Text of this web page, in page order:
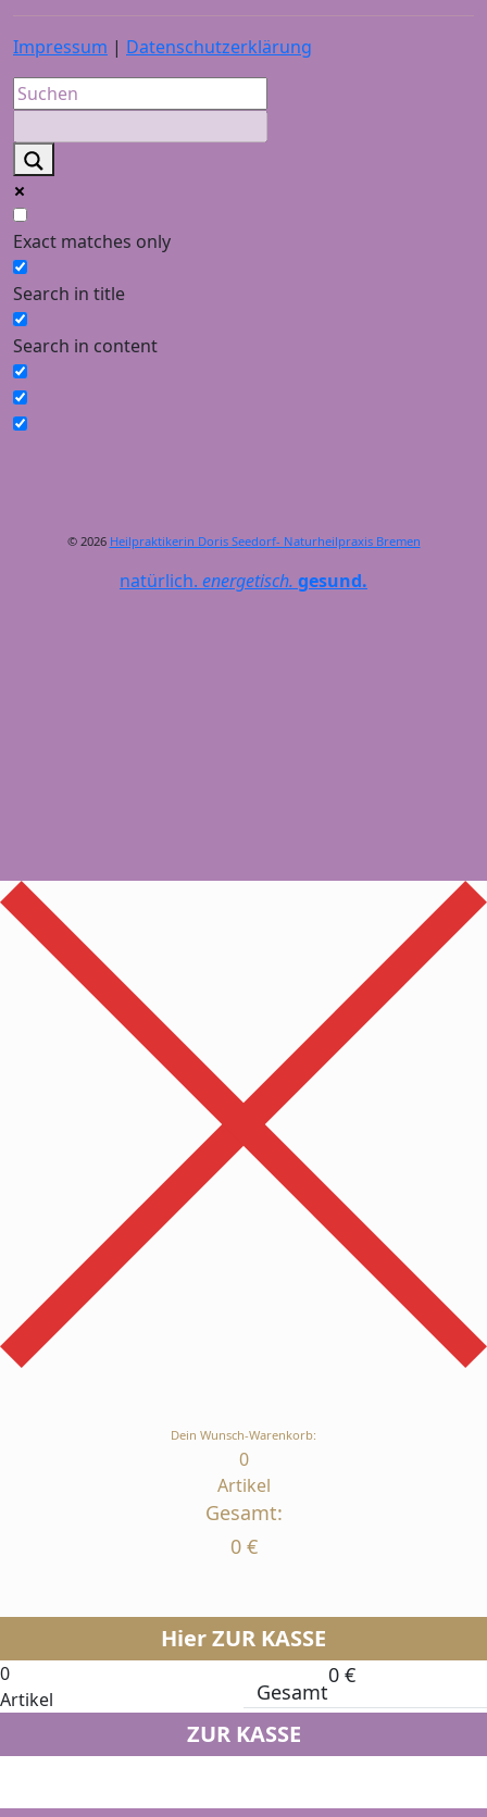
Impressum | Datenschutzerklärung
Exact matches only
Search in title
Search in content
© 2026 Heilpraktikerin Doris Seedorf- Naturheilpraxis Bremen
natürlich. energetisch. gesund.
Dein Wunsch-Warenkorb:
0
Artikel
Gesamt:
0 €
Hier ZUR KASSE
0
Artikel
Gesamt
0 €
ZUR KASSE